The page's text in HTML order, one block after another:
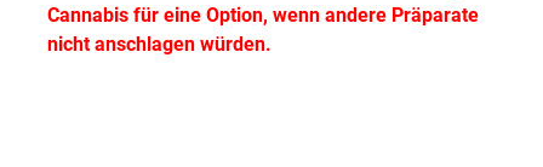
Cannabis für eine Option, wenn andere Präparate
nicht anschlagen würden.